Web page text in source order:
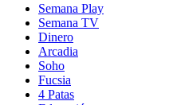
Semana Play
Semana TV
Dinero
Arcadia
Soho
in
new
Fucsia
in
4 Patas